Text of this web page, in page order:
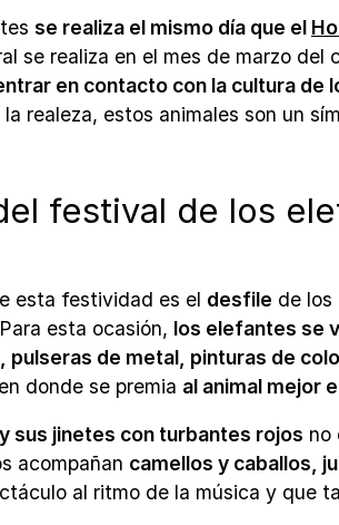
se realiza el mismo día que el
se realiza en el mes de marzo del
en contacto con la cultura de
realeza, estos animales son un
festival de los
esta festividad es el desfile de los
esta ocasión, los elefantes se
pulseras de metal, pinturas de
donde se premia al animal mejor
sus jinetes con turbantes rojos no
acompañan camellos y caballos,
al ritmo de la música y que